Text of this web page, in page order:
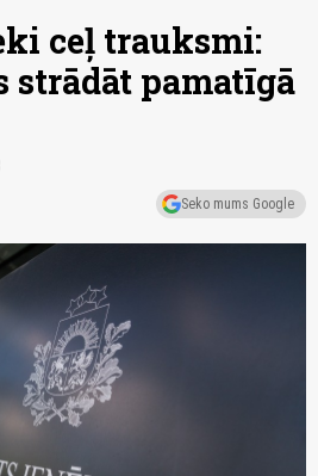
ceļ trauksmi:
strādāt pamatīgā
Seko mums Google